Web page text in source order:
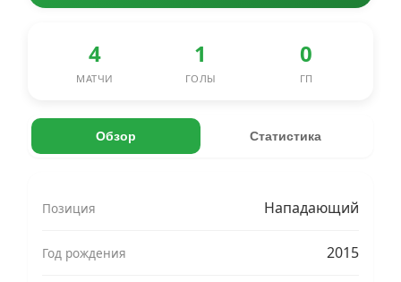
4
МАТЧИ
1
ГОЛЫ
0
ГП
Обзор Статистика
Позиция Нападающий
Год рождения 2015